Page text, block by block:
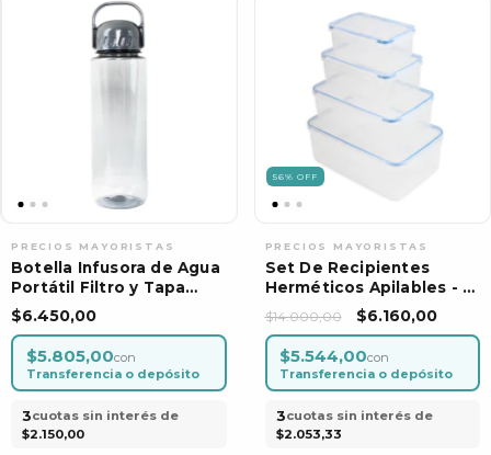
Botella Infusora de Agua
Portátil Filtro y Tapa
Protectora:
$6.450,00
$5.805,00con
Transferencia o depósito
3cuotas sin interés de
$2.150,00
56% OFF
Set De Recipientes
Herméticos Apilables - 4
Piezas
$14.000,00 $6.160,00
$5.544,00con
Transferencia o depósito
3cuotas sin interés de
$2.053,33